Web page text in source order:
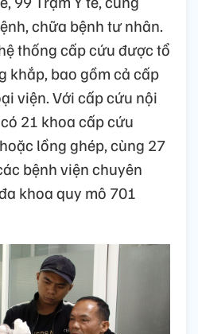
chữa bệnh tư nhân.
thống cấp cứu được tổ
khắp, bao gồm cả cấp
viện. Với cấp cứu nội
21 khoa cấp cứu
lồng ghép, cùng 27
bệnh viện chuyên
khoa quy mô 701